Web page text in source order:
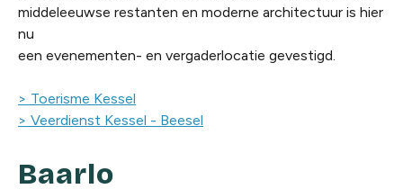
middeleeuwse restanten en moderne architectuur is hier
nu
een evenementen- en vergaderlocatie gevestigd.
> Toerisme Kessel
> Veerdienst Kessel - Beesel
Baarlo